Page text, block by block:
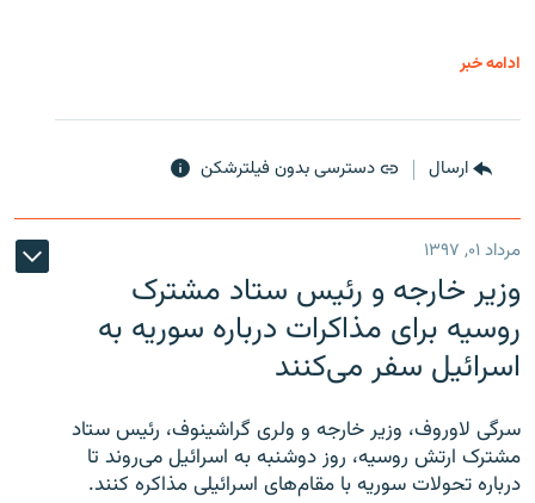
ادامه خبر
ارسال دسترسی بدون فیلترشکن
مرداد ۰۱, ۱۳۹۷
وزیر خارجه و رئیس‌ ستاد مشترک
روسیه برای مذاکرات درباره سوریه به
اسرائیل سفر می‌کنند
سرگی لاوروف، وزیر خارجه و ولری گراشینوف، رئیس ستاد
مشترک ارتش روسیه، روز دوشنبه به اسرائیل می‌روند تا
درباره تحولات سوریه با مقام‌های اسرائیلی مذاکره کنند.